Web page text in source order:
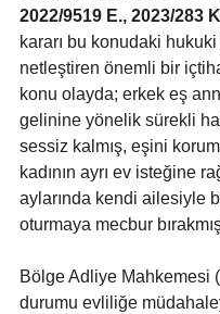
2022/9519 E., 2023/283
kararı bu konudaki hukuki
netleştiren önemli bir
konu olayda; erkek eş
gelinine yönelik sürekli
sessiz kalmış, eşini
kadının ayrı ev isteğine
aylarında kendi ailesiyle
oturmaya mecbur
Bölge Adliye Mahkemesi
durumu evliliğe